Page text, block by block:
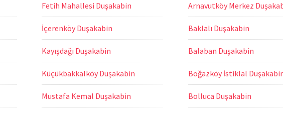
Fetih Mahallesi Duşakabin
İçerenköy Duşakabin
Kayışdağı Duşakabin
Küçükbakkalköy Duşakabin
Mustafa Kemal Duşakabin
Arnavutköy Merkez
Baklalı Duşakabin
Balaban Duşakabin
Boğazköy İstiklal
Bolluca Duşakabin